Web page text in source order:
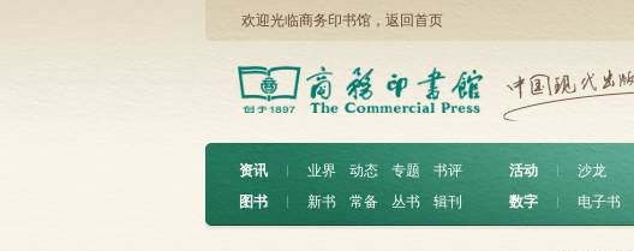
欢迎光临商务印书馆， 返回首页
资讯 ︱ 业界 动态 专题
书评
图书
︱ 新书 常备 丛书 辑刊
活动 沙龙
数字
电子书